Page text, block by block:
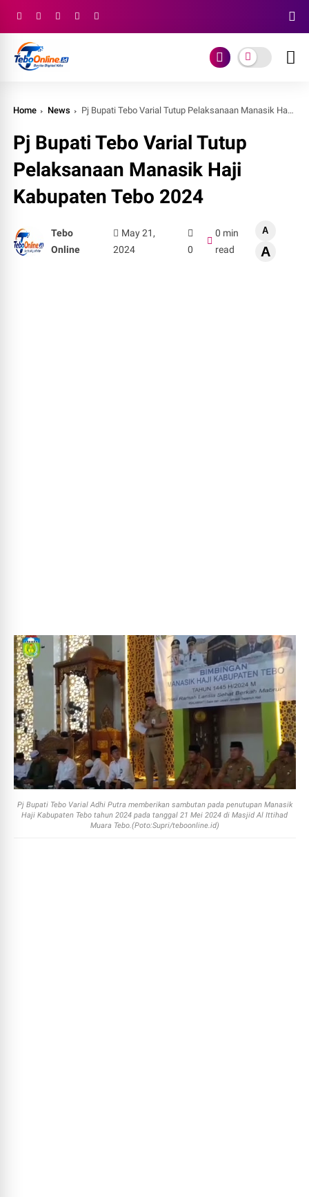
Home News Pj Bupati Tebo Varial Tutup Pelaksanaan Manasik Haji Kabupaten Tebo 2024
Pj Bupati Tebo Varial Tutup
Pelaksanaan Manasik Haji
Kabupaten Tebo 2024
Tebo
Online
May 21,
2024
0
0 min
read
A
A
Pj Bupati Tebo Varial Adhi Putra memberikan sambutan pada penutupan Manasik
Haji Kabupaten Tebo tahun 2024 pada tanggal 21 Mei 2024 di Masjid Al Ittihad
Muara Tebo.(Poto:Supri/teboonline.id)